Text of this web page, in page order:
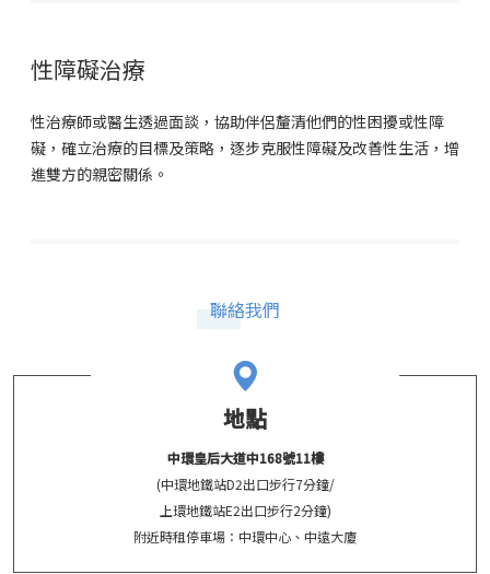
性障礙治療
性治療師或醫生透過面談，協助伴侶釐清他們的性困擾或性障
礙，確立治療的目標及策略，逐步克服性障礙及改善性生活，增
進雙方的親密關係。
聯絡我們
地點
中環皇后大道中168號11樓
(中環地鐵站D2出口步行7分鐘/
上環地鐵站E2出口步行2分鐘)
附近時租停車場：中環中心、中遠大廈